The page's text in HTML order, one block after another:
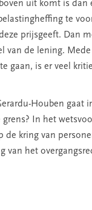
uit komt is dan
te
prijsgeeft. Dan
van de lening.
gaan, is er veel
Houben gaat
In het
de kring van
van het